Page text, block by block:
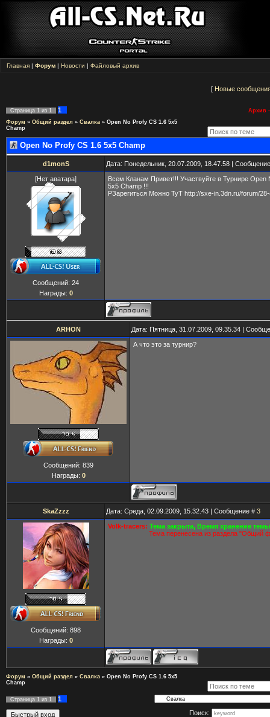
Главная | Форум | Новости | Файловый архив
[ Новые
Страница 1 из 1 1
Архив -
Форум » Общий раздел » Свалка » Open No Profy CS 1.6 5x5
Champ
Open No Profy CS 1.6 5x5 Champ
d1monS Дата: Понедельник, 20.07.2009, 18.47.58 |
[Нет аватара]
Сообщений: 24
Награды: 0
Всем Кланам Привет!!! Участвуйте в Турнире Open
5x5 Champ !!!
РЗарегиться Можно ТуТ http://sxe-in.3dn.ru/forum/
ARHON Дата: Пятница, 31.07.2009, 09.35.34 |
Сообщений: 839
Награды: 0
А что это за турнир?
SkaZzzz Дата: Среда, 02.09.2009, 15.32.43 | Сообщение # 3
Сообщений: 898
Награды: 0
Volk-tracers: Тема закрыта, Время хранение
Тема перенесена из раздела "Общий
Форум » Общий раздел » Свалка » Open No Profy CS 1.6 5x5
Champ
Страница 1 из 1
1
Поиск: